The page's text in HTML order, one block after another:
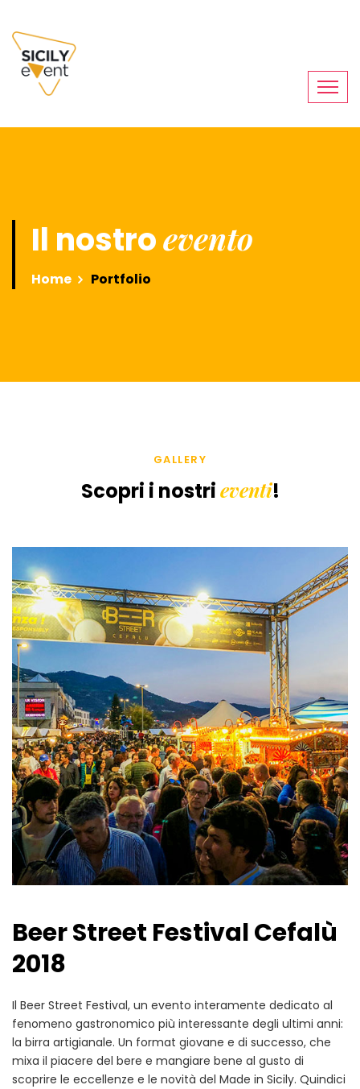
Il nostroevento
Home Portfolio
GALLERY
Scopri i nostrieventi!
Beer Street Festival Cefalù
2018
Il Beer Street Festival, un evento interamente dedicato al
fenomeno gastronomico più interessante degli ultimi anni:
la birra artigianale. Un format giovane e di successo, che
mixa il piacere del bere e mangiare bene al gusto di
scoprire le eccellenze e le novità del Made in Sicily. Quindici